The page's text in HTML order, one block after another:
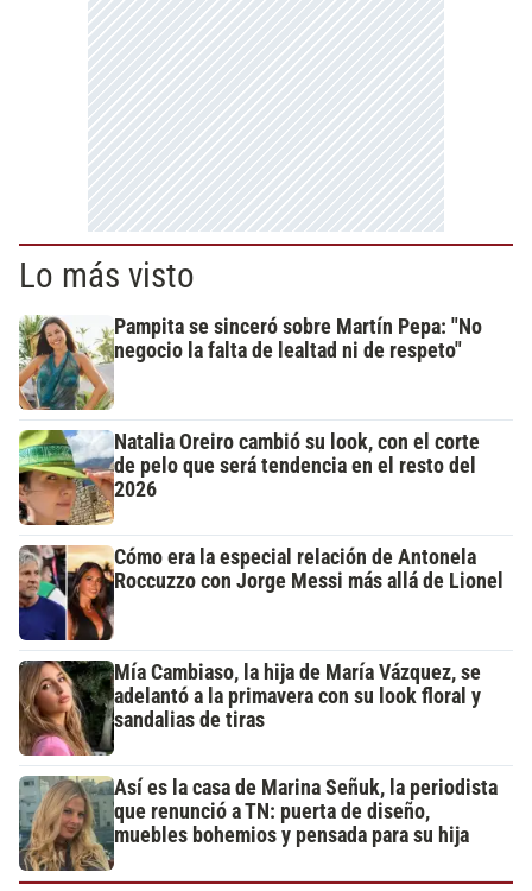
Lo más visto
Pampita se sinceró sobre Martín Pepa: "No
negocio la falta de lealtad ni de respeto"
Natalia Oreiro cambió su look, con el corte
de pelo que será tendencia en el resto del
2026
Cómo era la especial relación de Antonela
Roccuzzo con Jorge Messi más allá de Lionel
Mía Cambiaso, la hija de María Vázquez, se
adelantó a la primavera con su look floral y
sandalias de tiras
Así es la casa de Marina Señuk, la periodista
que renunció a TN: puerta de diseño,
muebles bohemios y pensada para su hija